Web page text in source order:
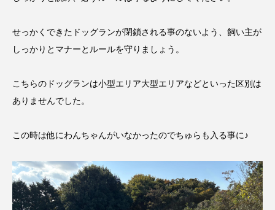
せっかくできたドッグランが閉鎖される事のないよう、飼い主が
しっかりとマナーとルールを守りましょう。
こちらのドッグランは小型エリア大型エリアなどといった区別は
ありませんでした。
この時は他にわんちゃんがいなかったのでちゅらも入る事に♪